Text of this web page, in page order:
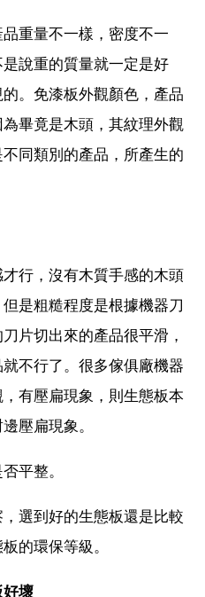
重量不一樣，密度不一
說重的質量就一定是好
。免漆板外觀顏色，產品
畢竟是木頭，其紋理外觀
同類別的產品，所產生的
行，沒有木質手感的木頭
是粗糙程度是根據機器刀
片切出來的產品很平滑，
不行了。很多傢俱廠機器
有壓扁現象，則生態板本
壓扁現象。
平整。
選到好的生態板還是比較
的環保等級。
好壞